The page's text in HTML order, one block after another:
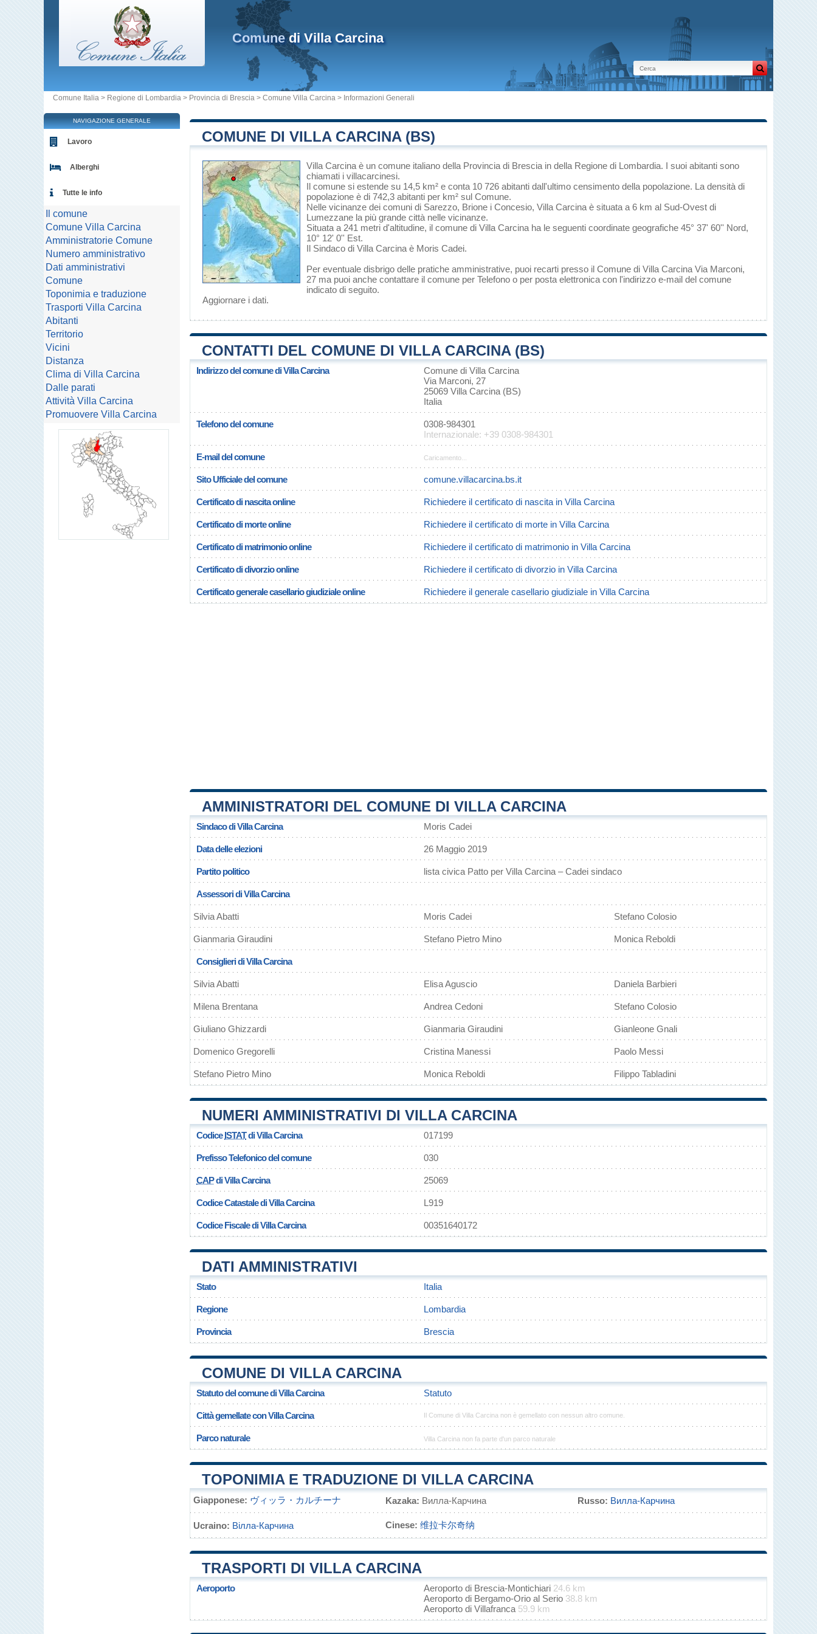
Comunedi Villa Carcina
Comune Italia > Regione di Lombardia > Provincia di Brescia > Comune Villa Carcina > Informazioni Generali
COMUNE DI VILLA CARCINA (BS)
Villa Carcina è un comune italiano della Provincia di Brescia in della Regione di Lombardia. I suoi abitanti sono
chiamati i villacarcinesi.
Il comune si estende su 14,5 km² e conta 10 726 abitanti dall'ultimo censimento della popolazione. La densità di
popolazione è di 742,3 abitanti per km² sul Comune.
Nelle vicinanze dei comuni di Sarezzo, Brione i Concesio, Villa Carcina è situata a 6 km al Sud-Ovest di
Lumezzane la più grande città nelle vicinanze.
Situata a 241 metri d'altitudine, il comune di Villa Carcina ha le seguenti coordinate geografiche 45° 37' 60'' Nord,
10° 12' 0'' Est.
Il Sindaco di Villa Carcina è Moris Cadei.
Per eventuale disbrigo delle pratiche amministrative, puoi recarti presso il Comune di Villa Carcina Via Marconi,
27 ma puoi anche contattare il comune per Telefono o per posta elettronica con l'indirizzo e-mail del comune
indicato di seguito.
Aggiornare i dati.
CONTATTI DEL COMUNE DI VILLA CARCINA (BS)
Indirizzo del comune di Villa Carcina
Comune di Villa Carcina
Via Marconi, 27
25069 Villa Carcina (BS)
Italia
Telefono del comune
0308-984301
Internazionale: +39 0308-984301
E-mail del comune Caricamento...
Sito Ufficiale del comune comune.villacarcina.bs.it
Certificato di nascita online Richiedere il certificato di nascita in Villa Carcina
Certificato di morte online Richiedere il certificato di morte in Villa Carcina
Certificato di matrimonio online Richiedere il certificato di matrimonio in Villa Carcina
Certificato di divorzio online Richiedere il certificato di divorzio in Villa Carcina
Certificato generale casellario giudiziale online Richiedere il generale casellario giudiziale in Villa Carcina
AMMINISTRATORI DEL COMUNE DI VILLA CARCINA
Sindaco di Villa Carcina Moris Cadei
Data delle elezioni 26 Maggio 2019
Partito politico lista civica Patto per Villa Carcina – Cadei sindaco
Assessori di Villa Carcina
Silvia Abatti Moris Cadei Stefano Colosio
Gianmaria Giraudini Stefano Pietro Mino Monica Reboldi
Consiglieri di Villa Carcina
Silvia Abatti Elisa Aguscio Daniela Barbieri
Milena Brentana Andrea Cedoni Stefano Colosio
Giuliano Ghizzardi Gianmaria Giraudini Gianleone Gnali
Domenico Gregorelli Cristina Manessi Paolo Messi
Stefano Pietro Mino Monica Reboldi Filippo Tabladini
NUMERI AMMINISTRATIVI DI VILLA CARCINA
CodiceISTATdi Villa Carcina 017199
Prefisso Telefonico del comune 030
CAPdi Villa Carcina 25069
Codice Catastale di Villa Carcina L919
Codice Fiscale di Villa Carcina 00351640172
DATI AMMINISTRATIVI
Stato Italia
Regione Lombardia
Provincia Brescia
COMUNE DI VILLA CARCINA
Statuto del comune di Villa Carcina Statuto
Città gemellate con Villa Carcina Il Comune di Villa Carcina non è gemellato con nessun altro comune.
Parco naturale Villa Carcina non fa parte d'un parco naturale
TOPONIMIA E TRADUZIONE DI VILLA CARCINA
Giapponese: ヴィッラ・カルチーナ Kazaka: Вилла-Карчина Russo: Вилла-Карчина
Ucraino: Вілла-Карчина Cinese: 维拉卡尔奇纳
TRASPORTI DI VILLA CARCINA
Aeroporto Aeroporto di Brescia-Montichiari 24.6 km
Aeroporto di Bergamo-Orio al Serio 38.8 km
Aeroporto di Villafranca 59.9 km
NAVIGAZIONE GENERALE
Lavoro
Alberghi
Tutte le info
Il comune
Comune Villa Carcina
Amministratorie Comune
Numero amministrativo
Dati amministrativi
Comune
Toponimia e traduzione
Trasporti Villa Carcina
Abitanti
Territorio
Vicini
Distanza
Clima di Villa Carcina
Dalle parati
Attività Villa Carcina
Promuovere Villa Carcina